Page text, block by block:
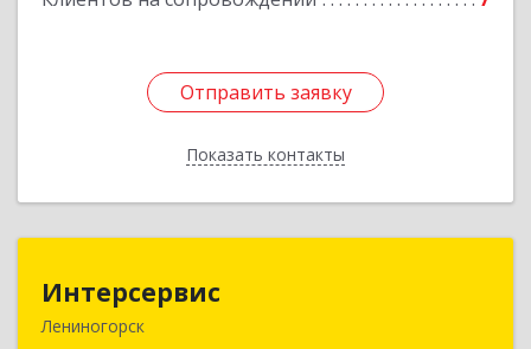
Отправить заявку
Показать контакты
Отправить заявку
Назад
Интерсервис
Лениногорск423250, Татарстан Респ, Лениногорск г,